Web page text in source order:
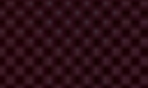
respuesta global a la pandemia y
las sectores más vulnerables y dónde
inglés),
aproximadamente entre el 10 y 25
corrupción en el sector salud están
conocer qué se está comprando, a